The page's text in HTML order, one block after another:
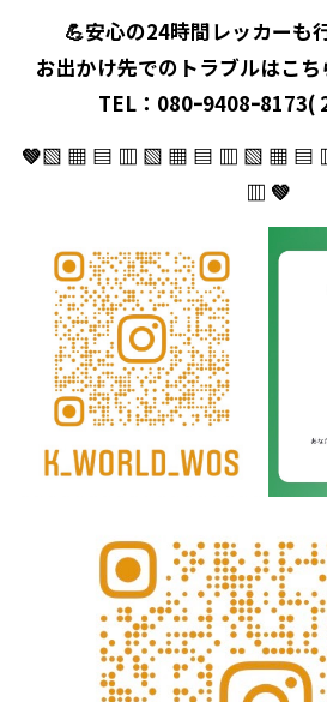
💪安心の24時間レッカーも
お出かけ先での トラブルはこ
TEL：080ｰ9408ｰ8173(
💚▧ ▦ ▤ ▥ ▧ ▦ ▤ ▥ ▧ ▦ ▤
▥ 💚